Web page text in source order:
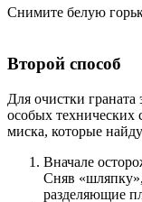
Снимите белую
Второй способ
Для очистки граната
особых технических
миска, которые
Вначале
Сняв
разделяющие